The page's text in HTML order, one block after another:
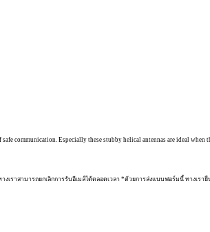
communication. Especially these stubby helical antennas are ideal
งเราสามารถยกเลิกการรับอีเมล์ได้ตลอดเวลา *ด้วยการส่งแบบฟอร์มนี้ ทางเรา